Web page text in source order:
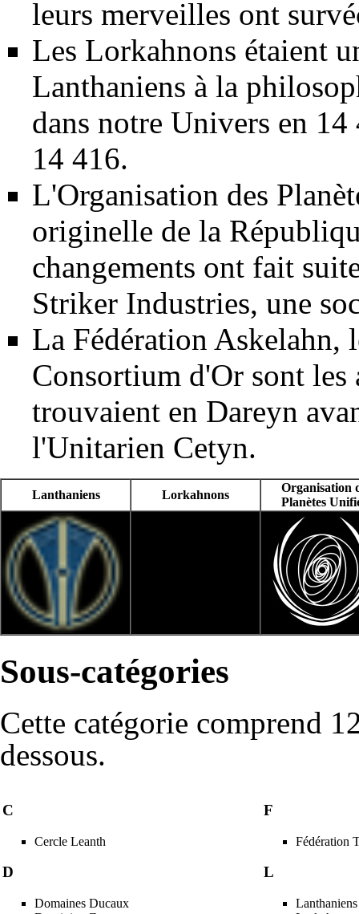
leurs merveilles ont
Les Lorkahnons étaient
Lanthaniens à la
dans notre Univers en 14
14 416.
L'Organisation des
originelle de la
changements ont fait
Striker Industries, une
La Fédération Askelahn,
Consortium d'Or sont les
trouvaient en Dareyn
l'Unitarien Cetyn.
Lanthaniens Lorkahnons
Organisation
Planètes
Sous-catégories
Cette catégorie comprend
dessous.
C
Cercle Leanth
D
Domaines Ducaux
F
Fédération
L
Lanthaniens